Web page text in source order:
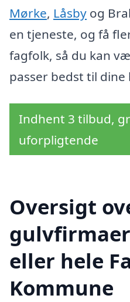
Mørke, Låsby og
en tjeneste, og få
fagfolk, så du kan
passer bedst til dine
Indhent 3 tilbud,
uforpligtende
Oversigt
eller hele
Kommune